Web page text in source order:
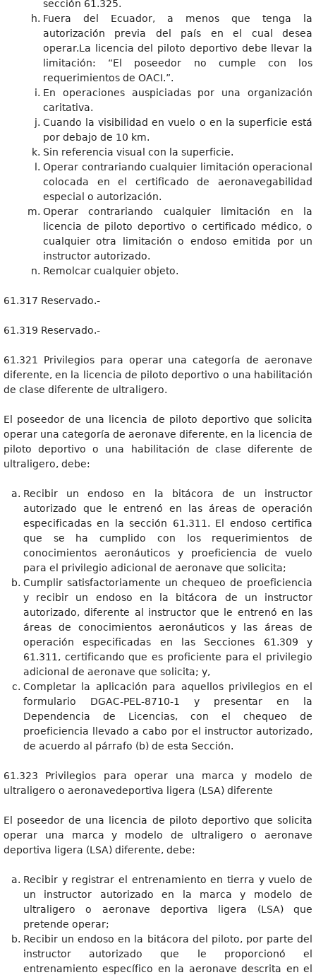
sección 61.325.
Fuera del Ecuador, a menos que tenga la
autorización previa del país en el cual desea
operar.La licencia del piloto deportivo debe llevar la
limitación: “El poseedor no cumple con los
requerimientos de OACI.”.
En operaciones auspiciadas por una organización
caritativa.
Cuando la visibilidad en vuelo o en la superficie está
por debajo de 10 km.
Sin referencia visual con la superficie.
Operar contrariando cualquier limitación operacional
colocada en el certificado de aeronavegabilidad
especial o autorización.
Operar contrariando cualquier limitación en la
licencia de piloto deportivo o certificado médico, o
cualquier otra limitación o endoso emitida por un
instructor autorizado.
Remolcar cualquier objeto.
61.317 Reservado.-
61.319 Reservado.-
61.321 Privilegios para operar una categoría de aeronave
diferente, en la licencia de piloto deportivo o una habilitación
de clase diferente de ultraligero.
El poseedor de una licencia de piloto deportivo que solicita
operar una categoría de aeronave diferente, en la licencia de
piloto deportivo o una habilitación de clase diferente de
ultraligero, debe:
Recibir un endoso en la bitácora de un instructor
autorizado que le entrenó en las áreas de operación
especificadas en la sección 61.311. El endoso certifica
que se ha cumplido con los requerimientos de
conocimientos aeronáuticos y proeficiencia de vuelo
para el privilegio adicional de aeronave que solicita;
Cumplir satisfactoriamente un chequeo de proeficiencia
y recibir un endoso en la bitácora de un instructor
autorizado, diferente al instructor que le entrenó en las
áreas de conocimientos aeronáuticos y las áreas de
operación especificadas en las Secciones 61.309 y
61.311, certificando que es proficiente para el privilegio
adicional de aeronave que solicita; y,
Completar la aplicación para aquellos privilegios en el
formulario DGAC-PEL-8710-1 y presentar en la
Dependencia de Licencias, con el chequeo de
proeficiencia llevado a cabo por el instructor autorizado,
de acuerdo al párrafo (b) de esta Sección.
61.323 Privilegios para operar una marca y modelo de
ultraligero o aeronavedeportiva ligera (LSA) diferente
El poseedor de una licencia de piloto deportivo que solicita
operar una marca y modelo de ultraligero o aeronave
deportiva ligera (LSA) diferente, debe:
Recibir y registrar el entrenamiento en tierra y vuelo de
un instructor autorizado en la marca y modelo de
ultraligero o aeronave deportiva ligera (LSA) que
pretende operar;
Recibir un endoso en la bitácora del piloto, por parte del
instructor autorizado que le proporcionó el
entrenamiento específico en la aeronave descrita en el